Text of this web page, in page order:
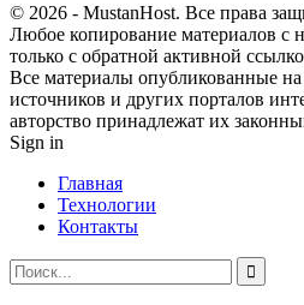
© 2026 - MustanHost. Все права
Любое копирование материалов с
только с обратной активной
Все материалы опубликованные
источников и других порталов
авторство принадлежат их
Sign in
Главная
Технологии
Контакты